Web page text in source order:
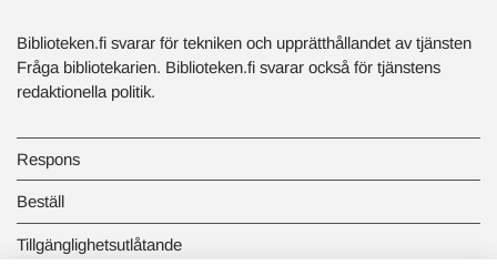
Biblioteken.fi svarar för tekniken och upprätthållandet av tjänsten
Fråga bibliotekarien. Biblioteken.fi svarar också för tjänstens
redaktionella politik.
Respons
Beställ
Tillgänglighetsutlåtande